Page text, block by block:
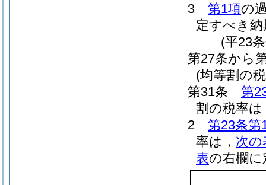
3
第1項の
定すべき
(平23
第27条から
(均等割の
第31条
第
割の税率
2
第23条第
率は， 次の
表の右欄